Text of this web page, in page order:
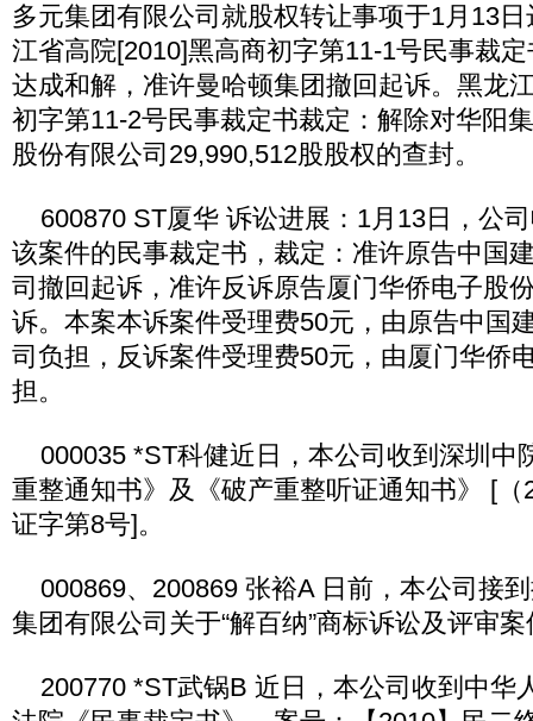
多元集团有限公司就股权转让事项于1月13
江省高院[2010]黑高商初字第11-1号民事裁
达成和解，准许曼哈顿集团撤回起诉。黑龙
初字第11-2号民事裁定书裁定：解除对华阳
股份有限公司29,990,512股股权的查封。
600870 ST厦华 诉讼进展：1月13日，公
该案件的民事裁定书，裁定：准许原告中国
司撤回起诉，准许反诉原告厦门华侨电子股
诉。本案本诉案件受理费50元，由原告中国
司负担，反诉案件受理费50元，由厦门华侨
担。
000035 *ST科健近日，本公司收到深圳中
重整通知书》及《破产重整听证通知书》 [
证字第8号]。
000869、200869 张裕A 日前，本公司接
集团有限公司关于“解百纳”商标诉讼及评审
200770 *ST武锅B 近日，本公司收到中华